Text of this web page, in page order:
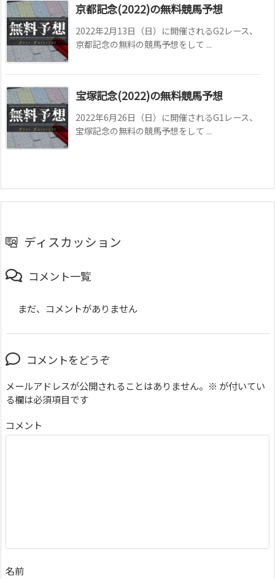
京都記念(2022)の無料競馬予想
2022年2月13日（日）に開催されるG2レース、
京都記念の無料の競馬予想をして ...
宝塚記念(2022)の無料競馬予想
2022年6月26日（日）に開催されるG1レース、
宝塚記念の無料の競馬予想をして ...
ディスカッション
コメント一覧
まだ、コメントがありません
コメントをどうぞ
メールアドレスが公開されることはありません。 ※ が付いてい
る欄は必須項目です
コメント
名前